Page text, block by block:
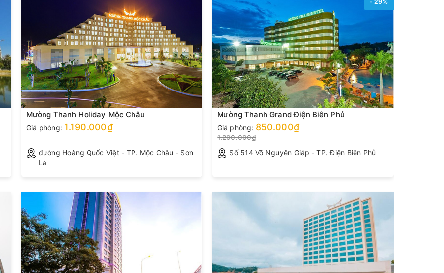
Mường Thanh Holiday Mộc Châu
Giá phòng: 1.190.000₫
đường Hoàng Quốc Việt - TP. Mộc Châu - Sơn
La
- 29%
Mường Thanh Grand Điện Biên Phủ
Giá phòng: 850.000₫
1.200.000₫
Số 514 Võ Nguyên Giáp - TP. Điện Biên Phủ